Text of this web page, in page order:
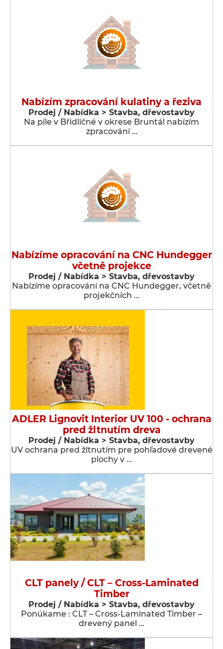
Nabízím zpracování kulatiny a řeziva
Prodej / Nabídka > Stavba, dřevostavby
Na pile v Břidličné v okrese Bruntál nabízím
zpracování …
Nabízíme opracování na CNC Hundegger
včetně projekce
Prodej / Nabídka > Stavba, dřevostavby
Nabízíme opracování na CNC Hundegger, včetně
projekčních …
ADLER Lignovit Interior UV 100 - ochrana
pred žltnutím dreva
Prodej / Nabídka > Stavba, dřevostavby
UV ochrana pred žltnutím pre pohľadové drevené
plochy v …
CLT panely / CLT – Cross-Laminated
Timber
Prodej / Nabídka > Stavba, dřevostavby
Ponúkame : CLT – Cross-Laminated Timber –
drevený panel …